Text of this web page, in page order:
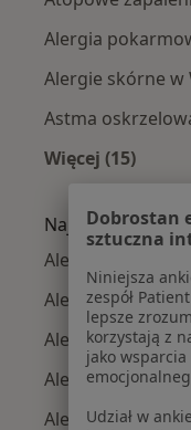
Alergia
Alergie skórne w
Astma
Więcej (15)
Alergolodzy z
Alergolodzy z
Alergolodzy z
Alergolodzy z
Alergolodzy z
Dobrostan
sztuczna
Niniejsza
zespół
lepsze
korzystają z
jako
Udział w